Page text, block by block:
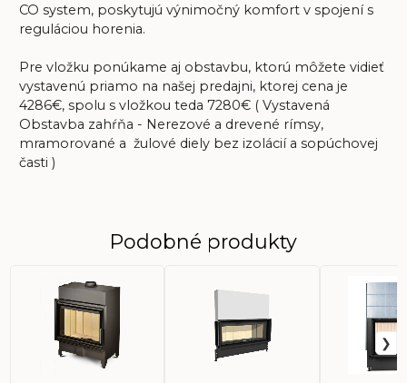
CO system, poskytujú výnimočný komfort v spojení s
reguláciou horenia.
Pre vložku ponúkame aj obstavbu, ktorú môžete vidieť
vystavenú priamo na našej predajni, ktorej cena je
4286€, spolu s vložkou teda 7280€ ( Vystavená
Obstavba zahŕňa - Nerezové a drevené rímsy,
mramorované a žulové diely bez izolácií a sopúchovej
časti )
Podobné produkty